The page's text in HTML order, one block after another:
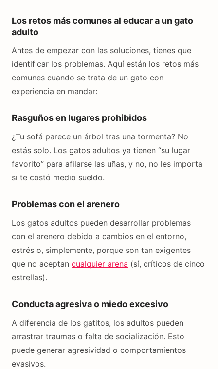
Los retos más comunes al educar a un gato
adulto
Antes de empezar con las soluciones, tienes que
identificar los problemas. Aquí están los retos más
comunes cuando se trata de un gato con
experiencia en mandar:
Rasguños en lugares prohibidos
¿Tu sofá parece un árbol tras una tormenta? No
estás solo. Los gatos adultos ya tienen “su lugar
favorito” para afilarse las uñas, y no, no les importa
si te costó medio sueldo.
Problemas con el arenero
Los gatos adultos pueden desarrollar problemas
con el arenero debido a cambios en el entorno,
estrés o, simplemente, porque son tan exigentes
que no aceptan cualquier arena (sí, críticos de cinco
estrellas).
Conducta agresiva o miedo excesivo
A diferencia de los gatitos, los adultos pueden
arrastrar traumas o falta de socialización. Esto
puede generar agresividad o comportamientos
evasivos.